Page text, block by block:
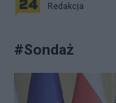
Redakcja
#Sondaż